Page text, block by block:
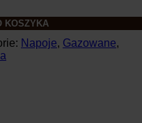
KOSZYKA
Napoje, Gazowane,